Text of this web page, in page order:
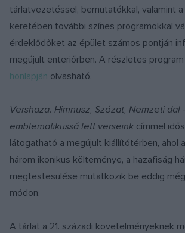
tárlatvezetéssel, bemutatókkal, valamint a
keretében további színes programokkal
érdeklődőket az épület számos pontján
megújult enteriőrben. A részletes program
honlapján olvasható.
Vershaza. Himnusz, Szózat, Nemzeti dal
emblematikussá lett verseink címmel
látogatható a megújult kiállítótérben, ahol
három ikonikus költeménye, a hazafiság
megtestesülése mutatkozik be eddig
módon.
A tárlat a 21. századi követelményeknek